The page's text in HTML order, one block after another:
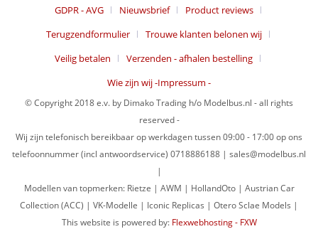
GDPR - AVG
Nieuwsbrief
Product reviews
Terugzendformulier
Trouwe klanten belonen wij
Veilig betalen
Verzenden - afhalen bestelling
Wie zijn wij -Impressum -
© Copyright 2018 e.v. by Dimako Trading h/o Modelbus.nl - all rights
reserved -
Wij zijn telefonisch bereikbaar op werkdagen tussen 09:00 - 17:00 op ons
telefoonnummer (incl antwoordservice) 0718886188 | sales@modelbus.nl
|
Modellen van topmerken: Rietze | AWM | HollandOto | Austrian Car
Collection (ACC) | VK-Modelle | Iconic Replicas | Otero Sclae Models |
This website is powered by: Flexwebhosting - FXW